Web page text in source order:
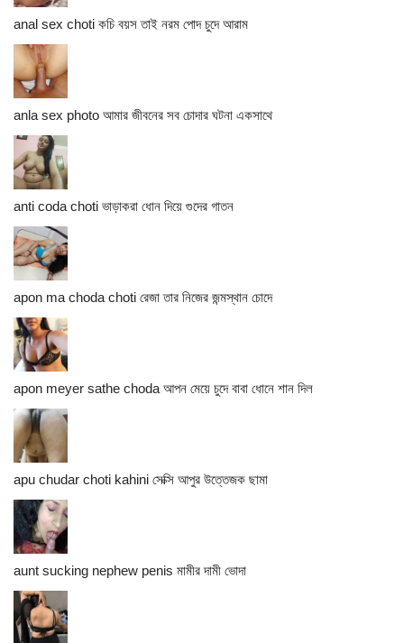
anal sex choti কচি বয়স তাই নরম পোদ চুদে আরাম
anla sex photo আমার জীবনের সব চোদার ঘটনা একসাথে
anti coda choti ভাড়াকরা ধোন দিয়ে গুদের গাতন
apon ma choda choti রেজা তার নিজের জন্মস্থান চোদে
apon meyer sathe choda আপন মেয়ে চুদে বাবা ধোনে শান দিল
apu chudar choti kahini সেক্সি আপুর উত্তেজক ছামা
aunt sucking nephew penis মামীর দামী ভোদা